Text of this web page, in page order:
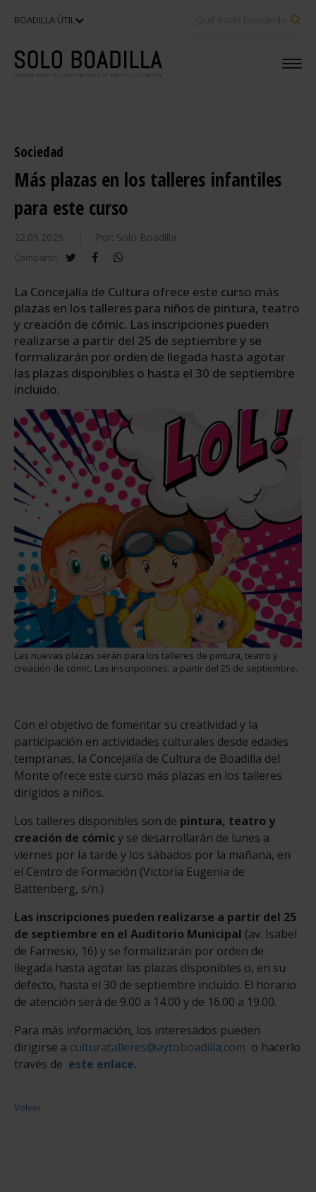
BOADILLA ÚTIL
Sociedad
Más plazas en los talleres infantiles
para este curso
22.09.2025 Por: Solo Boadilla
Compartir: twitterfacebook
La Concejalía de Cultura ofrece este curso más
plazas en los talleres para niños de pintura, teatro
y creación de cómic. Las inscripciones pueden
realizarse a partir del 25 de septiembre y se
formalizarán por orden de llegada hasta agotar
las plazas disponibles o hasta el 30 de septiembre
incluido.
Las nuevas plazas serán para los talleres de pintura, teatro y
creación de cómic. Las inscripciones, a partir del 25 de septiembre.
Con el objetivo de fomentar su creatividad y la
participación en actividades culturales desde edades
tempranas, la Concejalía de Cultura de Boadilla del
Monte ofrece este curso más plazas en los talleres
dirigidos a niños.
Los talleres disponibles son de pintura, teatro y
creación de cómicy se desarrollarán de lunes a
viernes por la tarde y los sábados por la mañana, en
el Centro de Formación (Victoria Eugenia de
Battenberg, s/n.)
Las inscripciones pueden realizarse a partir del 25
de septiembre en el Auditorio Municipal (av. Isabel
de Farnesio, 16) y se formalizarán por orden de
llegada hasta agotar las plazas disponibles o, en su
defecto, hasta el 30 de septiembre incluido. El horario
de atención será de 9.00 a 14.00 y de 16.00 a 19.00.
Para más información, los interesados pueden
dirigirse a culturatalleres@aytoboadilla.com o hacerlo
través de este enlace.
Volver